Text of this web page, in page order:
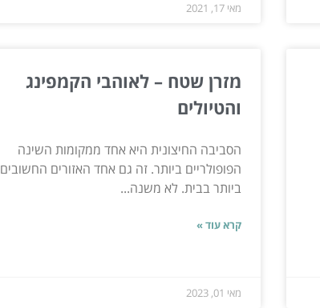
מאי 17, 2021
מזרן שטח – לאוהבי הקמפינג
והטיולים
הסביבה החיצונית היא אחד ממקומות השינה
הפופולריים ביותר. זה גם אחד האזורים החשובים
ביותר בבית. לא משנה...
קרא עוד »
מאי 01, 2023